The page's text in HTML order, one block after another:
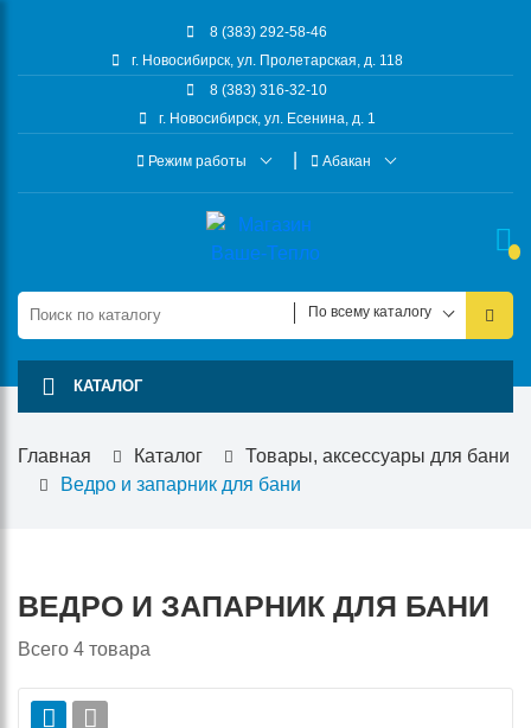
8 (383) 292-58-46
г. Новосибирск, ул. Пролетарская, д. 118
8 (383) 316-32-10
г. Новосибирск, ул. Есенина, д. 1
Режим работы Абакан
По всему каталогу
КАТАЛОГ
Главная Каталог
Товары, аксессуары для бани
Ведро и запарник для бани
ВЕДРО И ЗАПАРНИК ДЛЯ БАНИ
Всего 4 товара